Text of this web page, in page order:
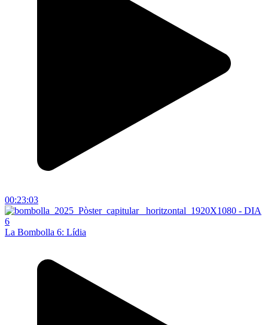
00:23:03
La Bombolla 6: Lídia